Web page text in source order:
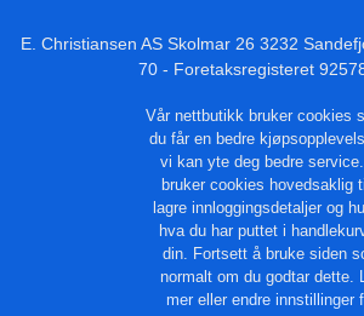
E. Christiansen AS Skolmar 26 3232
70- Foretaksregisteret
Vår nettbutikk bruker cookies
du får en bedre
vi kan yte deg bedre
bruker cookies hovedsaklig
lagre innloggingsdetaljer og
hva du har puttet i
din. Fortsett å bruke siden
normalt om du godtar dette.
mer eller endre innstillinger